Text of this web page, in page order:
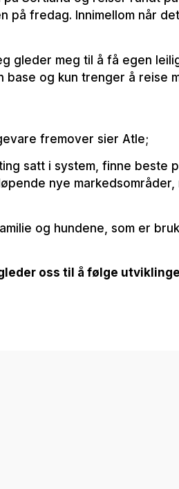
fredag. Innimellom når
gleder meg til å få egen
og kun trenger å reise
fremover sier Atle;
satt i system, finne beste
nye
og hundene, som er
oss til å følge